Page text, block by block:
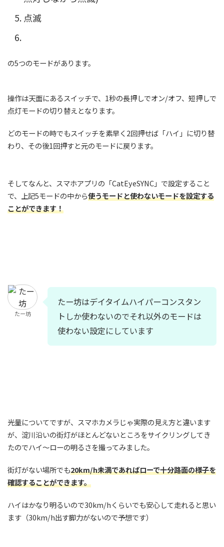
点滅
の5つのモードがあります。
操作は天面にあるスイッチで、1秒の長押しでオン/オフ、短押しで
点灯モードの切り替えとなります。
どのモードの時でもスイッチを素早く2回押せば「ハイ」に切り替
わり、その後1回押すと元のモードに戻ります。
そしてなんと、スマホアプリの「CatEyeSYNC」で設定すること
で、上記5モードの中から使うモードと使わないモードを設定する
ことができます！
たー坊
たー坊はデイタイムハイパーコンスタン
トしか使わないのでそれ以外のモードは
使わない設定にしています
光量についてですが、スマホカメラじゃ実際の見え方と違います
が、淀川沿いの街灯がほとんどないところをサイクリングしてき
たのでハイ〜ローの明るさを撮ってみました。
街灯がない場所でも20km/h未満であればローで十分路面の様子を
確認することができます。
ハイはかなり明るいので30km/hくらいでも安心して走れると思い
ます（30km/h出す脚力がないので予想です）